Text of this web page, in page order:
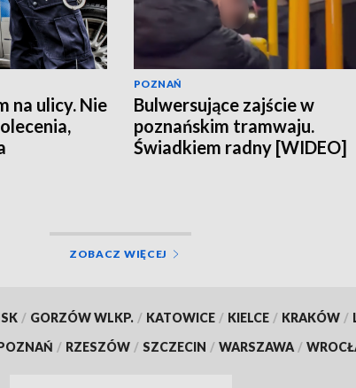
na ulicy. Nie
POZNAŃ
Bulwersujące zajście w
poznańskim tramwaju.
Świadkiem radny [WIDEO]
ZOBACZ WIĘCEJ
/ GORZÓW WLKP. / KATOWICE / KIELCE / KRAKÓW /
/ RZESZÓW / SZCZECIN / WARSZAWA /